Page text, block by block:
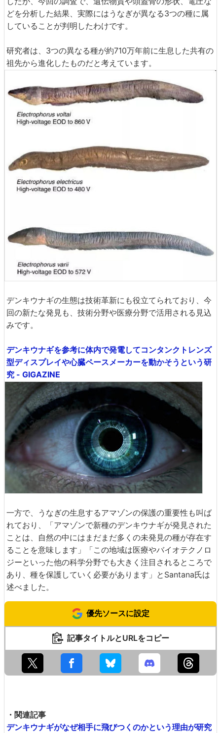
どを分析した結果、実際にはうなぎが異なる3つの種に属
していることが判明したわけです。
研究者は、3つの異なる種が約710万年前に生息した共有の
祖先から進化したものだと考えています。
デンキウナギの生態は技術革新にも役立てられており、今
回の新たな発見も、技術分野や医療分野で活用される見込
みです。
デンキウナギを参考に体内で発電してコンタンクトレンズ
型ディスプレイや心臓ペースメーカーを動かそうという研
究 - GIGAZINE
一方で、うなぎの生息するアマゾンの保護の重要性も叫ば
れており、「アマゾンで新種のデンキウナギが発見された
ことは、自然の中にはまだまだ多くの未発見の種が存在す
ることを意味します」「この地域は医療やバイオテクノロ
ジーといった他の科学分野でも大きく注目されるところで
あり、種を保護していく必要があります」とSantana氏は
述べました。
優先ソースに設定
記事タイトルとURLをコピー
・関連記事
デンキウナギがなぜ相手に飛びつくのかという理由が研究